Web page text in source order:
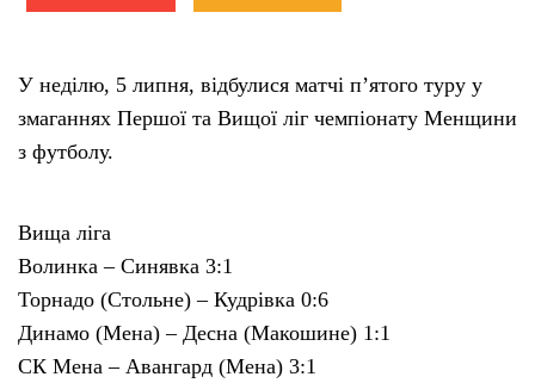
Тендери
Довідник
Контакти
Рекламні прайси
Підтримати «місцевих»
У неділю, 5 липня, відбулися матчі п’ятого туру у
змаганнях Першої та Вищої ліг чемпіонату Менщини
з футболу.
Вища ліга
Волинка – Синявка 3:1
Торнадо (Стольне) – Кудрівка 0:6
Динамо (Мена) – Десна (Макошине) 1:1
СК Мена – Авангард (Мена) 3:1